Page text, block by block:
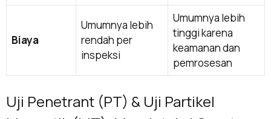
Biaya
Umumnya lebih
rendah per
inspeksi
Umumnya lebih
tinggi karena
keamanan dan
pemrosesan
Uji Penetrant (PT) & Uji Partikel